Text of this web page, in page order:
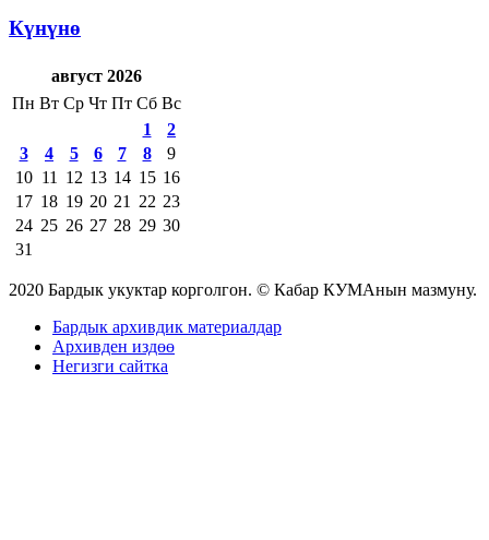
Күнүнө
август 2026
Пн Вт Ср Чт Пт Сб Вс
1
2
3
4 5 6 7 8
9
10 11 12 13 14 15 16
17 18 19 20 21 22 23
24 25 26 27 28 29 30
31
2020 Бардык укуктар корголгон. © Кабар КУМАнын мазмуну.
Бардык архивдик материалдар
Архивден издөө
Негизги сайтка